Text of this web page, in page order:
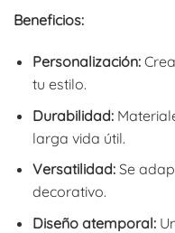
Beneficios:
Personalización:
tu estilo.
Durabilidad:
larga vida útil.
Versatilidad:Se
decorativo.
Diseño atemporal: